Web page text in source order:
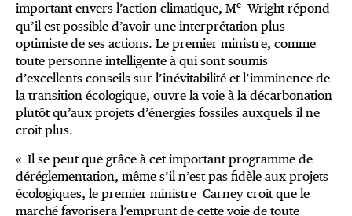
important envers l’action climatique, Me Wright répond
qu’il est possible d’avoir une interprétation plus
optimiste de ses actions. Le premier ministre, comme
toute personne intelligente à qui sont soumis
d’excellents conseils sur l’inévitabilité et l’imminence de
la transition écologique, ouvre la voie à la décarbonation
plutôt qu’aux projets d’énergies fossiles auxquels il ne
croit plus.
« Il se peut que grâce à cet important programme de
déréglementation, même s’il n’est pas fidèle aux projets
écologiques, le premier ministre Carney croit que le
marché favorisera l’emprunt de cette voie de toute